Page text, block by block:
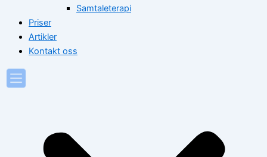
Samtaleterapi
Priser
Artikler
Kontakt oss